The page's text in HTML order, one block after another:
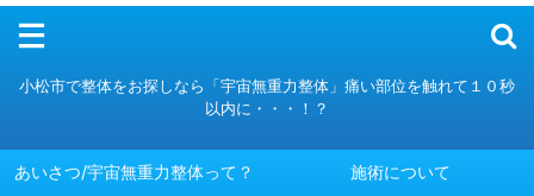
メニュー
あいさつ/宇宙無重力整体って？
施術料金・施術場所
宇宙無重力整体の由来
小松市で整体をお探しなら「宇宙無重力整体」痛い部位を触れて１０秒
以内に・・・！？
あいさつ/宇宙無重力整体って？ 施術について